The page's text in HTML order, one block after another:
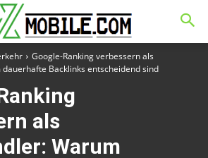
Google-Ranking verbessern als
Backlinks entscheidend sind
als
Warum